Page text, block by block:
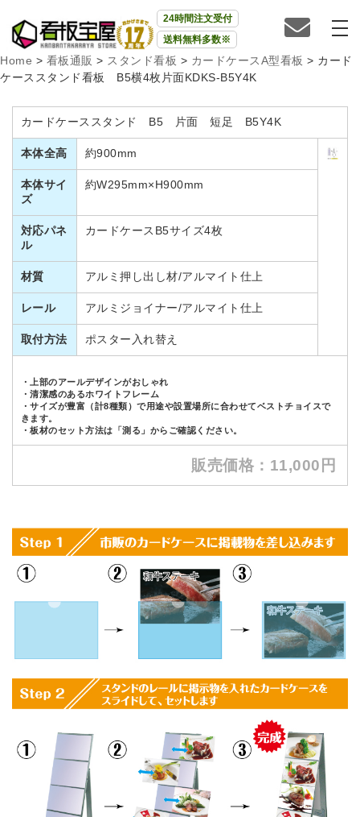
24時間注文受付
送料無料多数※
Home > 看板通販 > スタンド看板 > カードケースA型看板 > カード
ケーススタンド看板 B5横4枚片面KDKS-B5Y4K
カードケーススタンド B5 片面 短足 B5Y4K
本体全高 約900mm
本体サイ
ズ
約W295mm×H900mm
対応パネ
ル
カードケースB5サイズ4枚
材質 アルミ押し出し材/アルマイト仕上
レール アルミジョイナー/アルマイト仕上
取付方法 ポスター入れ替え
・上部のアールデザインがおしゃれ
・清潔感のあるホワイトフレーム
・サイズが豊富（計8種類）で用途や設置場所に合わせてベストチョイスで
きます。
・板材のセット方法は「測る」からご確認ください。
販売価格：11,000円